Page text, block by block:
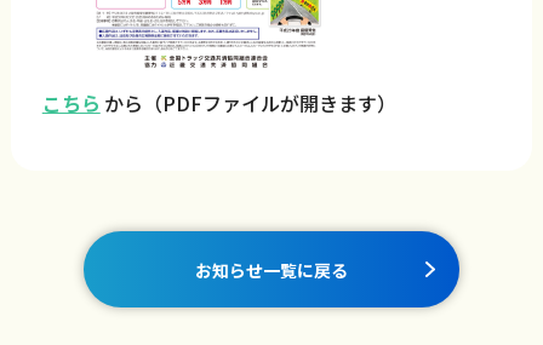
こちら から（PDFファイルが開きます）
お知らせ一覧に戻る